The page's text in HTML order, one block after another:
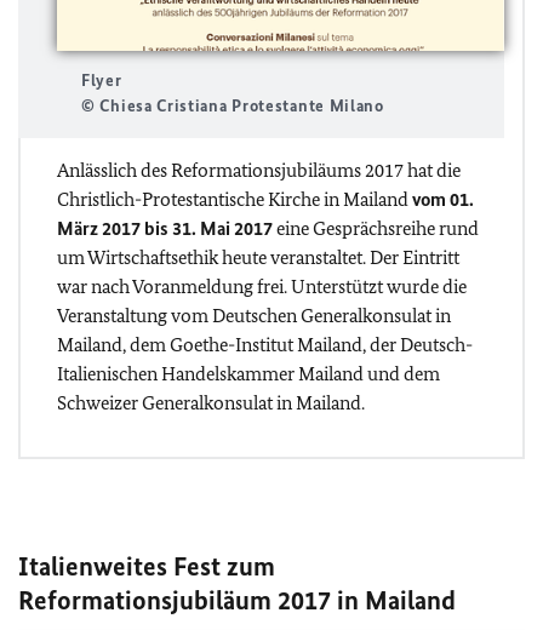
Flyer
© Chiesa Cristiana Protestante Milano
Anlässlich des Reformationsjubiläums 2017 hat die
Christlich-Protestantische Kirche in Mailandvom 01.
März 2017 bis 31. Mai 2017eine Gesprächsreihe rund
um Wirtschaftsethik heute veranstaltet. Der Eintritt
war nach Voranmeldung frei. Unterstützt wurde die
Veranstaltung vom Deutschen Generalkonsulat in
Mailand, dem Goethe-Institut Mailand, der Deutsch-
Italienischen Handelskammer Mailand und dem
Schweizer Generalkonsulat in Mailand.
Italienweites Fest zum
Reformationsjubiläum 2017 in Mailand